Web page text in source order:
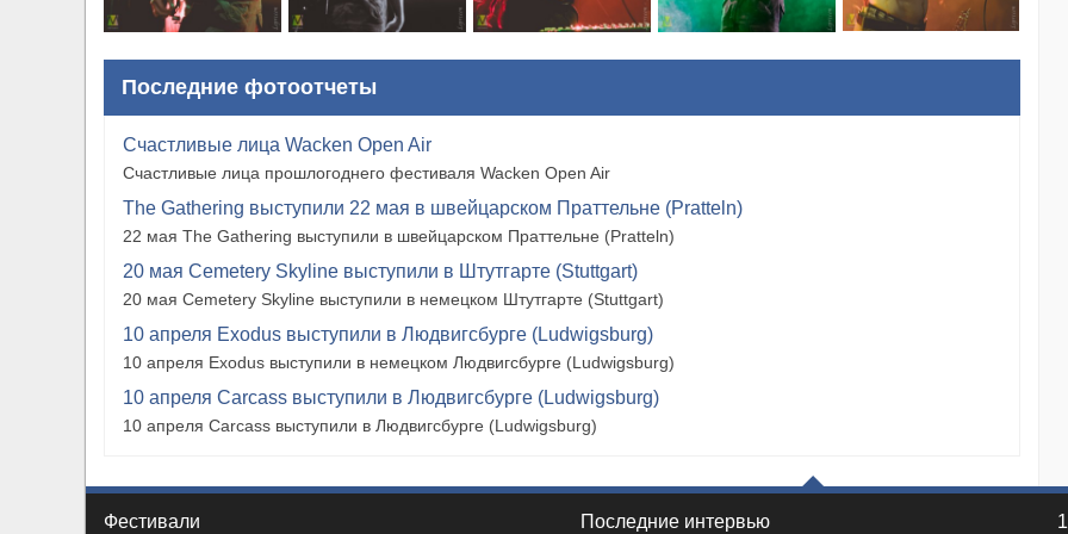
Последние фотоотчеты
Счастливые лица Wacken Open Air
Счастливые лица прошлогоднего фестиваля Wacken Open Air
The Gathering выступили 22 мая в швейцарском Праттельне (Pratteln)
22 мая The Gathering выступили в швейцарском Праттельне (Pratteln)
20 мая Cemetery Skyline выступили в Штутгарте (Stuttgart)
20 мая Cemetery Skyline выступили в немецком Штутгарте (Stuttgart)
10 апреля Exodus выступили в Людвигсбурге (Ludwigsburg)
10 апреля Exodus выступили в немецком Людвигсбурге (Ludwigsburg)
10 апреля Carcass выступили в Людвигсбурге (Ludwigsburg)
10 апреля Carcass выступили в Людвигсбурге (Ludwigsburg)
Фестивали Последние интервью